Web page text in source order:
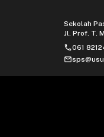
Sekolah
Jl. Prof. T.
phone061
mail